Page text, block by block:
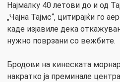
Најмалку 40 летови до и од
„Чајна Тајмс“, цитирајќи го
каде изјавиле дека
нужно поврзани со вежбите.
Бродови на кинеската
накратко ја преминале